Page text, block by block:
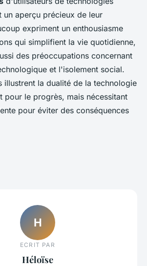
un aperçu précieux de leur
expriment un enthousiasme
qui simplifient la vie quotidienne,
des préoccupations concernant
et l'isolement social.
illustrent la dualité de la technologie
pour le progrès, mais nécessitant
pour éviter des conséquences
H
ECRIT PAR
Héloïse